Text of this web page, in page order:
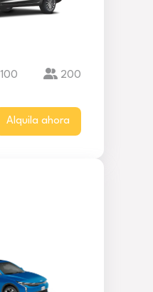
100 200
Alquila ahora